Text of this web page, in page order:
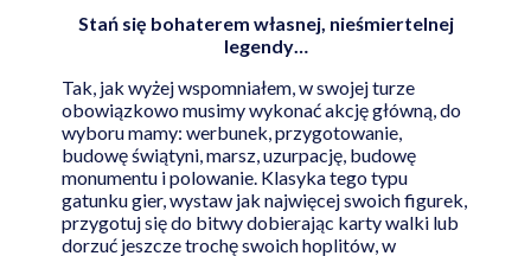
Stań się bohaterem własnej, nieśmiertelnej
legendy…
Tak, jak wyżej wspomniałem, w swojej turze
obowiązkowo musimy wykonać akcję główną, do
wyboru mamy: werbunek, przygotowanie,
budowę świątyni, marsz, uzurpację, budowę
monumentu i polowanie. Klasyka tego typu
gatunku gier, wystaw jak najwięcej swoich figurek,
przygotuj się do bitwy dobierając karty walki lub
dorzuć jeszcze trochę swoich hoplitów, w